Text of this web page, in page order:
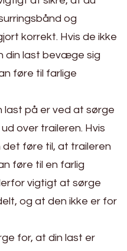
og
korrekt. Hvis de ikke
din last bevæge sig
føre til farlige
last på er ved at sørge
over traileren. Hvis
det føre til, at traileren
føre til en farlig
vigtigt at sørge
og at den ikke er for
for, at din last er